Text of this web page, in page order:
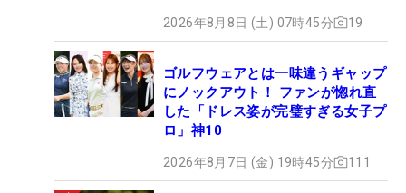
2026年8月8日 (土) 07時45分 19
ゴルフウェアとは一味違うギャップ
にノックアウト！ ファンが惚れ直
した「ドレス姿が完璧すぎる女子プ
ロ」神10
2026年8月7日 (金) 19時45分 111